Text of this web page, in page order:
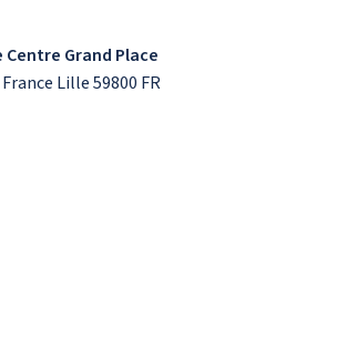
Centre Grand Place
Lille 59800 FR